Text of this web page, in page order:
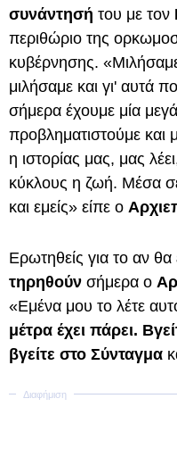
συνάντησή του με τον
περιθώριο της
κυβέρνησης.
μιλήσαμε και γι' αυτά
σήμερα έχουμε μία
προβληματιστούμε και
η ιστορίας μας, μας
κύκλους η ζωή. Μέσα
και εμείς» είπε ο
Ερωτηθείς για το αν
τηρηθούν σήμερα ο
«Εμένα μου το λέτε
μέτρα έχει πάρει.
βγείτε στο Σύνταγμα